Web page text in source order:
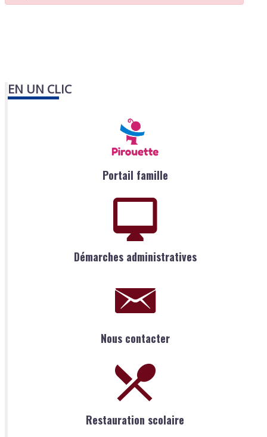
EN UN CLIC
Portail famille
Démarches administratives
Nous contacter
Restauration scolaire